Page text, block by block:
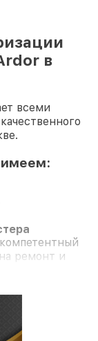
в
всеми
ремонт и